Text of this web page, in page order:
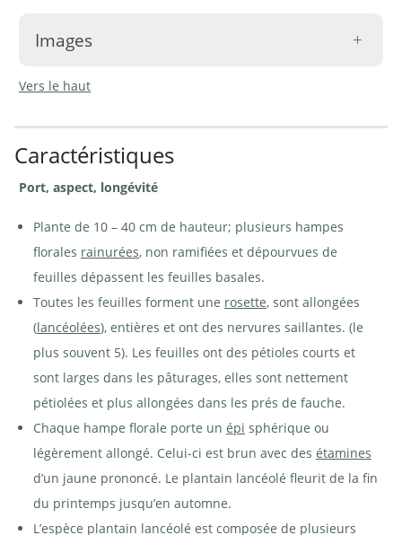
Images
Plantago lanceolata.
Aspect dans les pâturages
lancéolé -
Plantago
lanceolata.
Avec des
étamines
presque
blanches |
© e-pics
A.Krebs
lancéolé -
lanceolata.
Chenille
de la
mélitée du
mélampyre
- Melitaea
athalia | ©
e-pics
Vers le haut
Caractéristiques
Port, aspect, longévité
Plante de 10 – 40 cm de hauteur; plusieurs hampes
florales rainurées, non ramifiées et dépourvues de
feuilles dépassent les feuilles basales.
Toutes les feuilles forment une rosette, sont allongées
(lancéolées), entières et ont des nervures saillantes. (le
plus souvent 5). Les feuilles ont des pétioles courts et
sont larges dans les pâturages, elles sont nettement
pétiolées et plus allongées dans les prés de fauche.
Chaque hampe florale porte un épi sphérique ou
légèrement allongé. Celui-ci est brun avec des étamines
d’un jaune prononcé. Le plantain lancéolé fleurit de la fin
du printemps jusqu’en automne.
L’espèce plantain lancéolé est composée de plusieurs